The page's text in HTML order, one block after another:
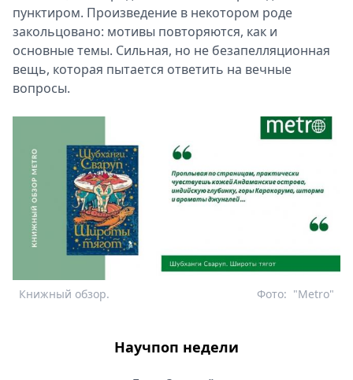
пунктиром. Произведение в некотором роде
закольцовано: мотивы повторяются, как и
основные темы. Сильная, но не безапелляционная
вещь, которая пытается ответить на вечные
вопросы.
Книжный обзор. "Metro"
Фото:
Научпоп недели